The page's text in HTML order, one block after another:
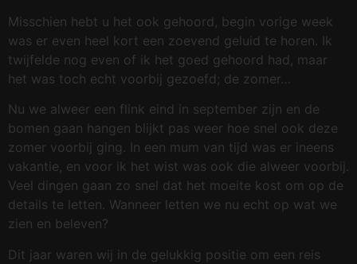
Misschien hebt u het ook gehoord, begin vorige week
was er even heel kort een zoevend geluid te horen. Ik
twijfelde nog even of ik het goed gehoord had, maar
het was toch echt voorbij gezoefd; de zomer…
Nu we alweer een flink eind in september zijn en de
bomen gaan hangen blijkt pas weer hoe snel ook deze
zomer voorbij ging. In een mum van tijd was er ineens
vakantie, en voor ik het wist was ook die alweer voorbij.
Veel dingen gaan zo snel dat het moeite kost om op de
details te letten. Wanneer letten we nu echt op wat we
zien en beleven?
Dit jaar waren wij in de gelukkig positie om een reis